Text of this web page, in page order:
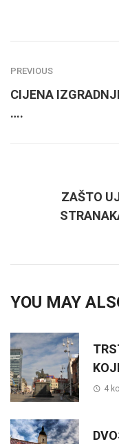
PREVIOUS
CIJENA
….
ZAŠTO
YOU MAY
4